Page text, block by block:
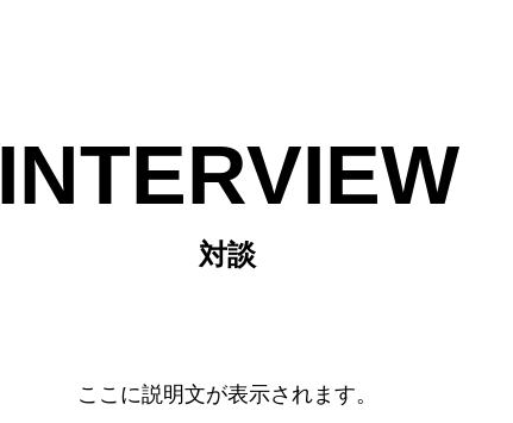
INTERVIEW
対談
ここに説明文が表示されます。